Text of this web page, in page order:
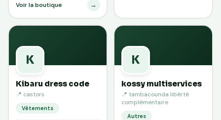
Voir la boutique →
K
Kibaru dress code
📍 castors
Vêtements
K
kossy multiservices
📍 tambacounda libérté
complémentaire
Autres